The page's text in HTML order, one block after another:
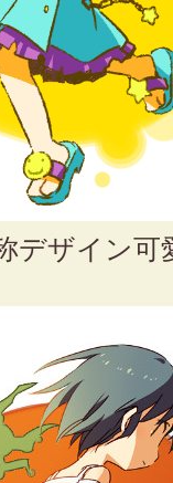
デザイン可